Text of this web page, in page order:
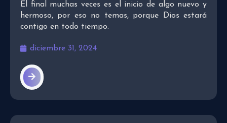
El final muchas veces es el inicio de algo nuevo y
hermoso, por eso no temas, porque Dios estará
contigo en todo tiempo.
diciembre 31, 2024